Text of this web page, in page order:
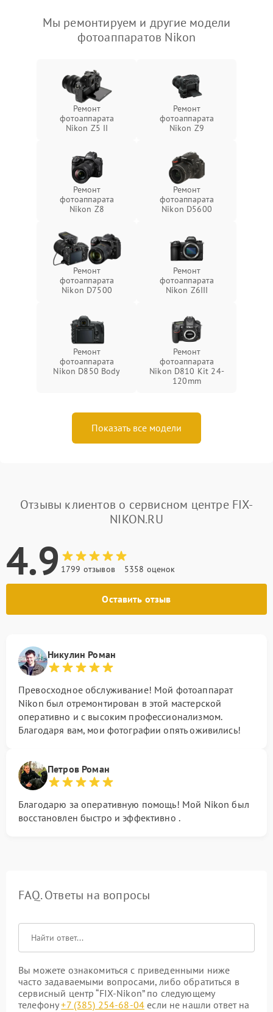
Мы ремонтируем и другие модели
фотоаппаратов Nikon
Ремонт
фотоаппарата
Nikon Z5 II
Ремонт
фотоаппарата
Nikon Z9
Ремонт
фотоаппарата
Nikon Z8
Ремонт
фотоаппарата
Nikon D5600
Ремонт
фотоаппарата
Nikon D7500
Ремонт
фотоаппарата
Nikon Z6III
Ремонт
фотоаппарата
Nikon D850 Body
Ремонт
фотоаппарата
Nikon D810 Kit 24-
120mm
Показать все модели
Отзывы клиентов о сервисном центре FIX-
NIKON.RU
4.9 1799 отзывов 5358 оценок
Оставить отзыв
Никулин Роман
Превосходное обслуживание! Мой фотоаппарат
Nikon был отремонтирован в этой мастерской
оперативно и с высоким профессионализмом.
Благодаря вам, мои фотографии опять оживились!
Петров Роман
Благодарю за оперативную помощь! Мой Nikon был
восстановлен быстро и эффективно .
FAQ. Ответы на вопросы
Вы можете ознакомиться с приведенными ниже
часто задаваемыми вопросами, либо обратиться в
сервисный центр “FIX-Nikon” по следующему
телефону+7 (385) 254-68-04 если не нашли ответ на